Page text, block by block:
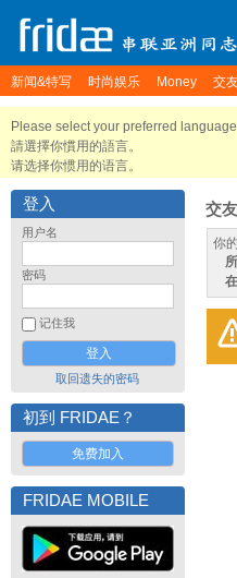
新闻&特写 时尚娱乐 Money 交
Please select your preferred
請選擇你慣用的語言。
请选择你惯用的语言。
登入
用户名
密码
记住我
取回遗失的密码
初到 FRIDAE？
免费加入
FRIDAE MOBILE
交
你